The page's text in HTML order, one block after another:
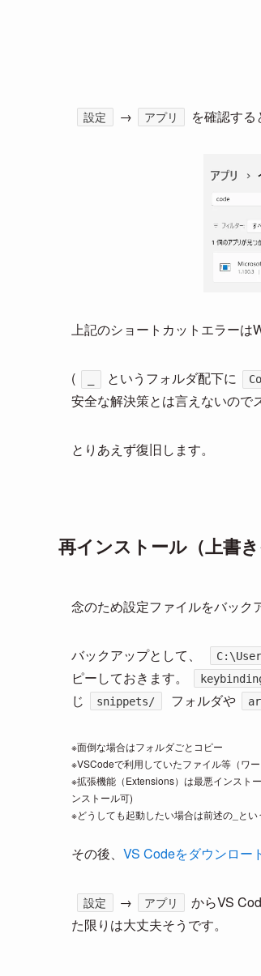
設定 → アプリ を確認する
上記のショートカットエラーは
( というフォルダ配下に
安全な解決策とは言えないので
とりあえず復旧します。
再インストール（上書
念のため設定ファイルをバック
バックアップとして、
ピーしておきます。
じ
snippets/ フォルダや
※面倒な場合はフォルダごとコピー
※VSCodeで利用していたファイル等（ワ
※拡張機能（Extensions）は最悪インスト
ンストール可)
※どうしても起動したい場合は前述の_と
その後、 VS Codeをダウンロー
設定 → アプリ
からVS
た限りは大丈夫そうです。